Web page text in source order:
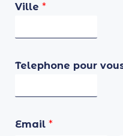
Ville*
Telephone pour
Email*